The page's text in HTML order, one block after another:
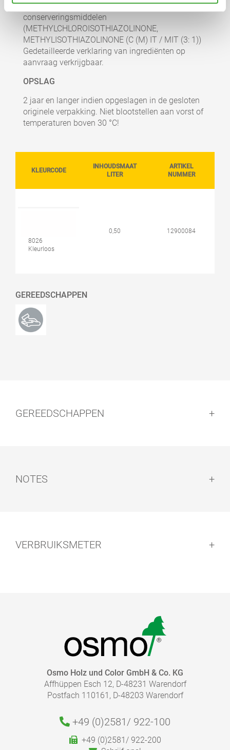
onderhoudscomponenten, suspendeermiddelen en
conserveringsmiddelen
(METHYLCHLOROISOTHIAZOLINONE,
METHYLISOTHIAZOLINONE (C (M) IT / MIT (3: 1))
Gedetailleerde verklaring van ingrediënten op
aanvraag verkrijgbaar.
OPSLAG
2 jaar en langer indien opgeslagen in de gesloten
originele verpakking. Niet blootstellen aan vorst of
temperaturen boven 30 °C!
KLEURCODE
INHOUDSMAAT
LITER
ARTIKEL
NUMMER
8026
Kleurloos
0,50 12900084
GEREEDSCHAPPEN
GEREEDSCHAPPEN
NOTES
Let op:
VERBRUIKSMETER
HOEVEEL PRODUCT HEB IK NODIG?
Osmo Holz und Color GmbH & Co. KG
Affhüppen Esch 12, D-48231 Warendorf
Postfach 110161, D-48203 Warendorf
+49 (0)2581/ 922-100
+49 (0)2581/ 922-200